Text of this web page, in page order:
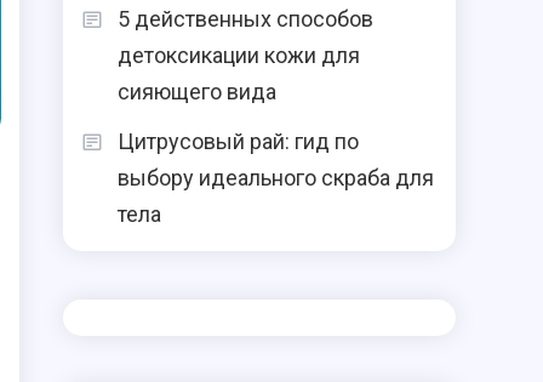
5 действенных способов
детоксикации кожи для
сияющего вида
Цитрусовый рай: гид по
выбору идеального скраба для
тела